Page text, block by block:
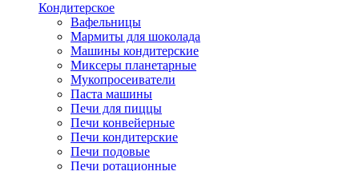
Кондитерское
Вафельницы
Мармиты для шоколада
Машины кондитерские
Миксеры планетарные
Мукопросеиватели
Паста машины
Печи для пиццы
Печи конвейерные
Печи кондитерские
Печи подовые
Печи ротационные